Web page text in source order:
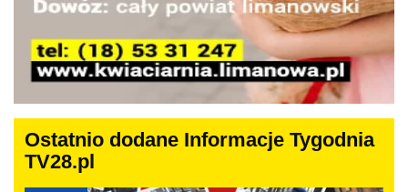
Ostatnio dodane Informacje Tygodnia
TV28.pl